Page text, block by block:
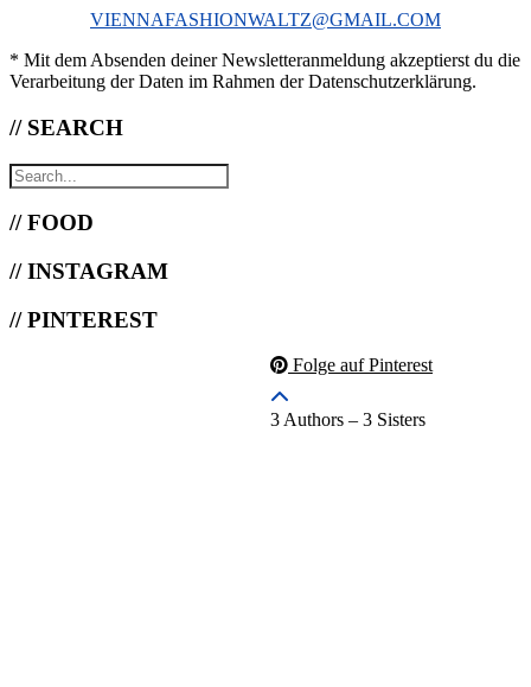
VIENNAFASHIONWALTZ@GMAIL.COM
* Mit dem Absenden deiner Newsletteranmeldung akzeptierst du die
Verarbeitung der Daten im Rahmen der Datenschutzerklärung.
// SEARCH
// FOOD
// INSTAGRAM
// PINTEREST
Folge auf Pinterest
3 Authors – 3 Sisters